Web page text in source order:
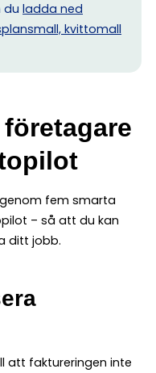
du ladda ned
kvittomall
fem smarta
– så att du kan
ditt jobb.
att faktureringen inte